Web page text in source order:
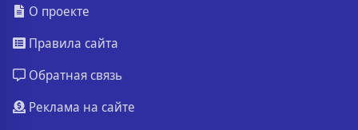
О проекте
Правила сайта
Обратная связь
Реклама на сайте